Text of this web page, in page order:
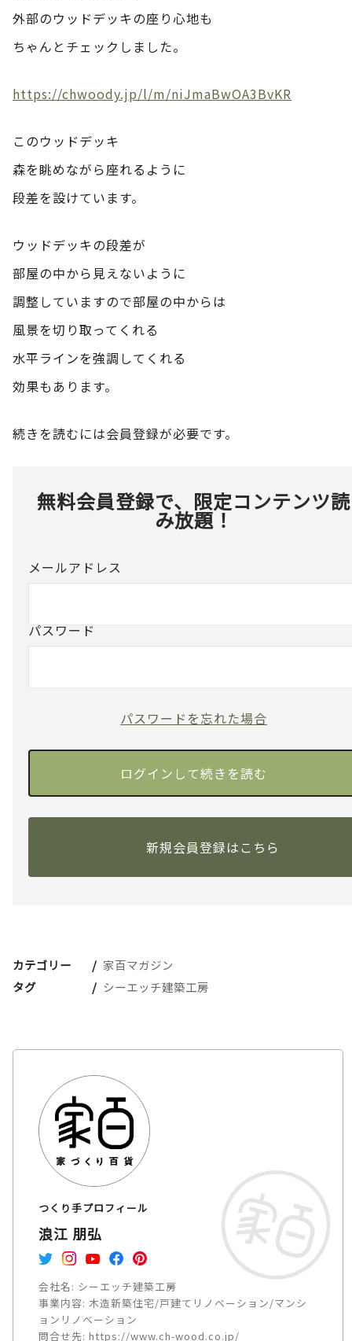
外部のウッドデッキの座り心地も
ちゃんとチェックしました。
https://chwoody.jp/l/m/niJmaBwOA3BvKR
このウッドデッキ
森を眺めながら座れるように
段差を設けています。
ウッドデッキの段差が
部屋の中から見えないように
調整していますので部屋の中からは
風景を切り取ってくれる
水平ラインを強調してくれる
効果もあります。
続きを読むには会員登録が必要です。
無料会員登録で、限定コンテンツ読
み放題！
メールアドレス
パスワード
パスワードを忘れた場合
新規会員登録はこちら
カテゴリー
家百マガジン
タグ
シーエッチ建築工房
つくり手プロフィール
浪江 朋弘
会社名: シーエッチ建築工房
事業内容: 木造新築住宅/戸建てリノベーション/マンシ
ョンリノベーション
問合せ先: https://www.ch-wood.co.jp/